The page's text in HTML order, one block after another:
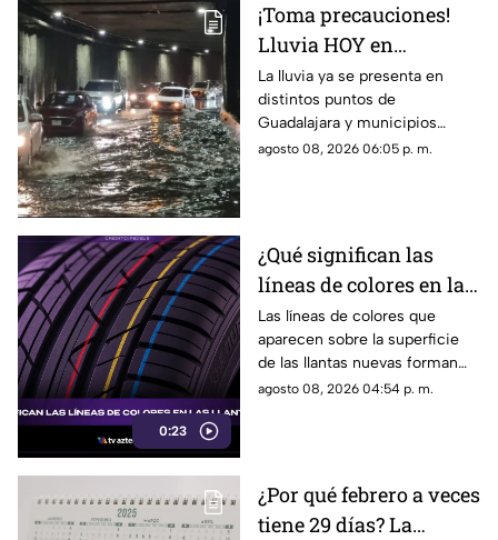
resultados.
¡Toma precauciones!
Lluvia HOY en
Guadalajara deja
fuertes vientos y
amenaza de granizo
La lluvia ya se presenta en
distintos puntos de
Guadalajara y municipios
cercanos, con fuertes vientos,
agosto 08, 2026 06:05 p. m.
0:23
¿Qué significan las
líneas de colores en las
llantas nuevas?
Las líneas de colores que
aparecen sobre la superficie
de las llantas nuevas forman
parte del proceso de
agosto 08, 2026 04:54 p. m.
¿Por qué febrero a veces
tiene 29 días? La